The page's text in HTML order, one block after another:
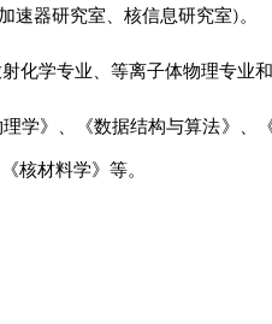
速器研究室、核信息研究室)。
化学专业、等离子体物理专业和
学》、《数据结构与算法》、
核材料学》等。